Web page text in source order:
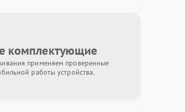
комплектующие
применяем проверенные
работы устройства.